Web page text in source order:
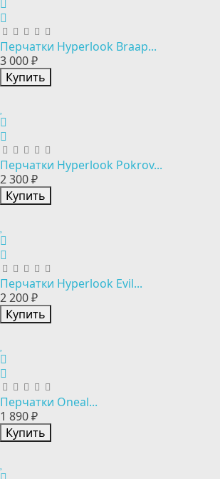
Перчатки Hyperlook Braap...
3 000 ₽
Купить
Перчатки Hyperlook Pokrov...
2 300 ₽
Купить
Перчатки Hyperlook Evil...
2 200 ₽
Купить
Перчатки Oneal...
1 890 ₽
Купить